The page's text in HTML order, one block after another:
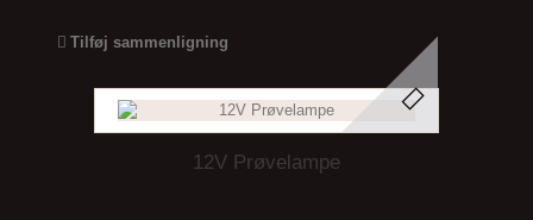
Tilføj sammenligning
12V Prøvelampe